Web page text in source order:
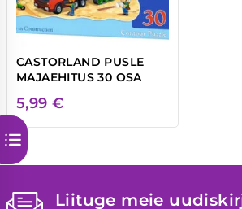
CASTORLAND PUSLE
MAJAEHITUS 30 OSA
5,99 €
Liituge meie